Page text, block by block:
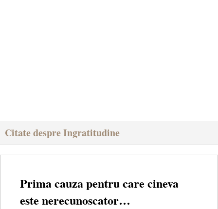
Citate despre Ingratitudine
Prima cauza pentru care cineva
este nerecunoscator…